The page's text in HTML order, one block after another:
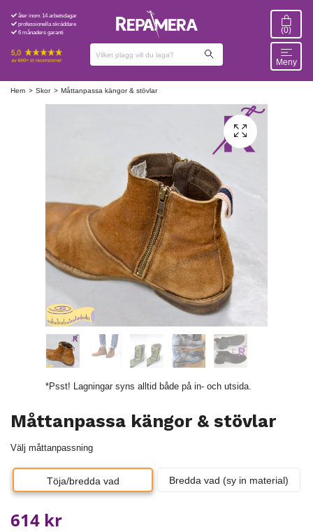
Meny
åter inom 14 arbetsdagar
professionella skräddare
6 månaders garanti
(0)
Hem Skor Måttanpassa kängor & stövlar
*Psst! Lagningar syns alltid både på in- och utsida.
Måttanpassa kängor & stövlar
Välj måttanpassning
Töja/bredda vad Bredda vad (sy in material)
614 kr